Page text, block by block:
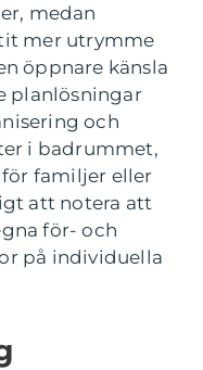
medan
mer utrymme
öppnare känsla
planlösningar
och
i badrummet,
familjer eller
att notera att
för- och
på individuella